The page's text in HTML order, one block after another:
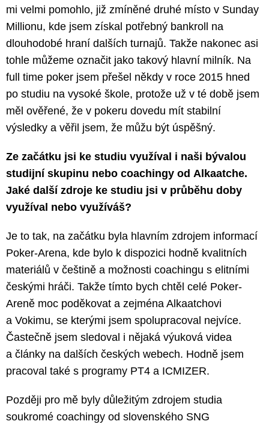
mi velmi pomohlo, již zmíněné druhé místo v Sunday
Millionu, kde jsem získal potřebný bankroll na
dlouhodobé hraní dalších turnajů. Takže nakonec asi
tohle můžeme označit jako takový hlavní milník. Na
full time poker jsem přešel někdy v roce 2015 hned
po studiu na vysoké škole, protože už v té době jsem
měl ověřené, že v pokeru dovedu mít stabilní
výsledky a věřil jsem, že můžu být úspěšný.
Ze začátku jsi ke studiu využíval i naši bývalou
studijní skupinu nebo coachingy od Alkaatche.
Jaké další zdroje ke studiu jsi v průběhu doby
využíval nebo využíváš?
Je to tak, na začátku byla hlavním zdrojem informací
Poker-Arena, kde bylo k dispozici hodně kvalitních
materiálů v češtině a možnosti coachingu s elitními
českými hráči. Takže tímto bych chtěl celé Poker-
Areně moc poděkovat a zejména Alkaatchovi
a Vokimu, se kterými jsem spolupracoval nejvíce.
Častečně jsem sledoval i nějaká výuková videa
a články na dalších českých webech. Hodně jsem
pracoval také s programy PT4 a ICMIZER.
Později pro mě byly důležitým zdrojem studia
soukromé coachingy od slovenského SNG